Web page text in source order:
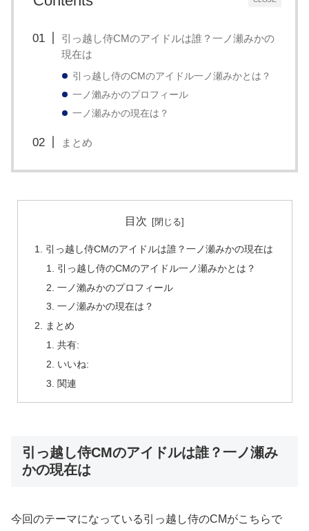
引っ越し侍CMのアイドルは誰？一ノ瀬みかの
現在は
引っ越し侍のCMのアイドル一ノ瀬みかとは？
一ノ瀨みかのプロフィール
一ノ瀬みかの現在は？
まとめ
目次
引っ越し侍CMのアイドルは誰？一ノ瀬みかの現在は
引っ越し侍のCMのアイドル一ノ瀬みかとは？
一ノ瀨みかのプロフィール
一ノ瀬みかの現在は？
まとめ
共有:
いいね:
関連
引っ越し侍CMのアイドルは誰？一ノ瀬み
かの現在は
今回のテーマになっている引っ越し侍のCMがこちらで